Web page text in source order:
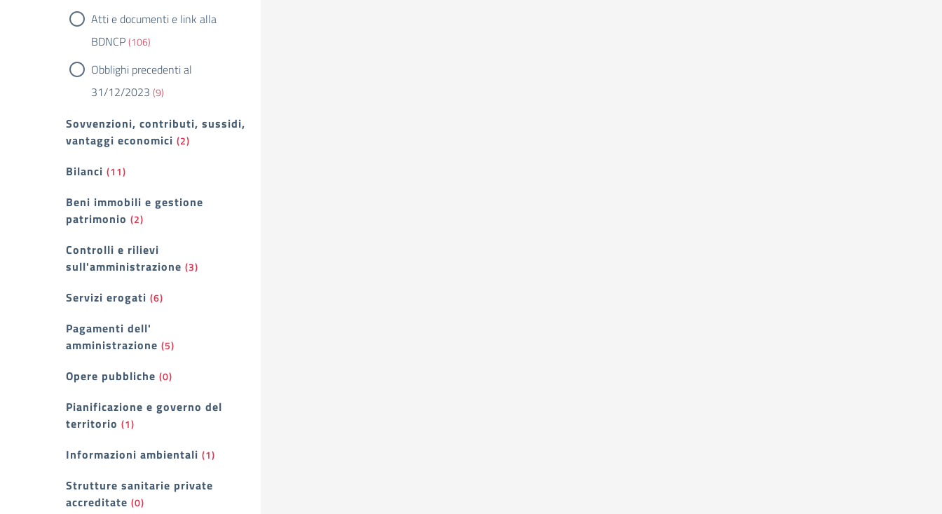
Atti e documenti e link alla
BDNCP(106)
Obblighi precedenti al
31/12/2023 (9)
Sovvenzioni, contributi, sussidi,
vantaggi economici (2)
Bilanci (11)
Beni immobili e gestione
patrimonio (2)
Controlli e rilievi
sull'amministrazione (3)
Servizi erogati (6)
Pagamenti dell'
amministrazione (5)
Opere pubbliche (0)
Pianificazione e governo del
territorio (1)
Informazioni ambientali (1)
Strutture sanitarie private
accreditate (0)